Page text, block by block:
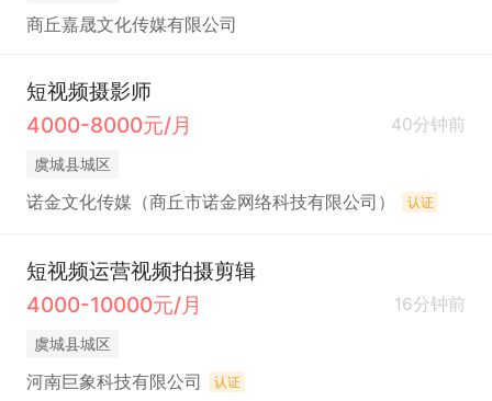
商丘嘉晟文化传媒有限公司
短视频摄影师
4000-8000元/月
40分钟前
虞城县城区
诺金文化传媒（商丘市诺金网络科技有限公司） 认证
短视频运营视频拍摄剪辑
4000-10000元/月
16分钟前
虞城县城区
河南巨象科技有限公司 认证